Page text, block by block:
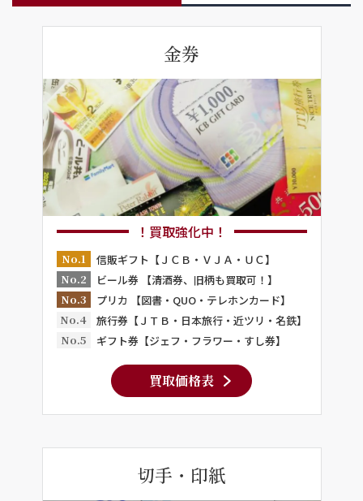
金券
！買取強化中！
No.1
信販ギフト【ＪＣＢ・ＶＪＡ・ＵＣ】
No.2
ビール券 【清酒券、旧柄も買取可！】
No.3
プリカ 【図書・QUO・テレホンカード】
No.4
旅行券【ＪＴＢ・日本旅行・近ツリ・名鉄】
No.5
ギフト券【ジェフ・フラワー・すし券】
買取価格表
切手・印紙